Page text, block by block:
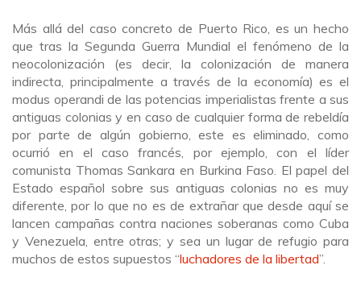
Más allá del caso concreto de Puerto Rico, es un hecho
que tras la Segunda Guerra Mundial el fenómeno de la
neocolonización (es decir, la colonización de manera
indirecta, principalmente a través de la economía) es el
modus operandi de las potencias imperialistas frente a sus
antiguas colonias y en caso de cualquier forma de rebeldía
por parte de algún gobierno, este es eliminado, como
ocurrió en el caso francés, por ejemplo, con el líder
comunista Thomas Sankara en Burkina Faso. El papel del
Estado español sobre sus antiguas colonias no es muy
diferente, por lo que no es de extrañar que desde aquí se
lancen campañas contra naciones soberanas como Cuba
y Venezuela, entre otras; y sea un lugar de refugio para
muchos de estos supuestos “luchadores de la libertad”.